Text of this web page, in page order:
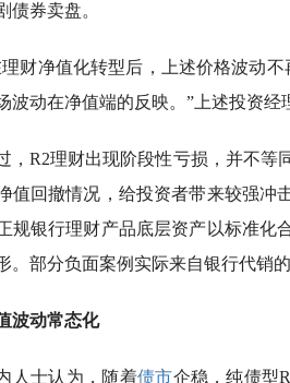
债券卖盘。
理财净值化转型后，上述价格波动
波动在净值端的反映。”上述投资经
，R2理财出现阶段性亏损，并不等
值回撤情况，给投资者带来较强冲
规银行理财产品底层资产以标准化
。部分负面案例实际来自银行代销
波动常态化
人士认为，随着债市企稳，纯债型